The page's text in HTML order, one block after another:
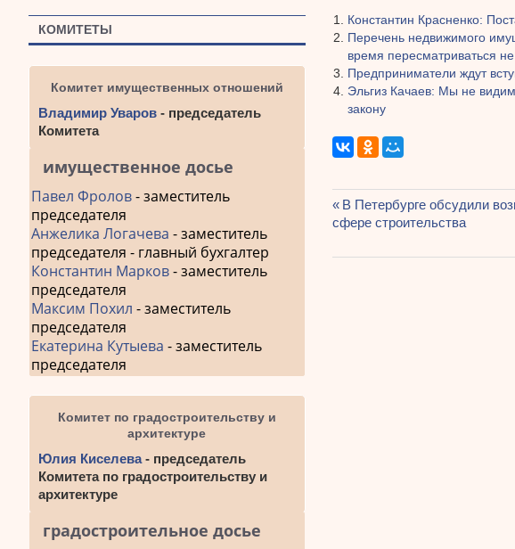
Константин Красненко:
Перечень недвижимого
время пересматриваться
Предприниматели ждут
Эльгиз Качаев: Мы не
закону
Навигация
по
Предыдущая
запись:
В Петербурге обсудили
сфере строительства
КОМИТЕТЫ
Комитет имущественных отношений
Владимир Уваров - председатель
Комитета
имущественное досье
Павел Фролов- заместитель
председателя
Анжелика Логачева - заместитель
председателя - главный бухгалтер
Константин Марков- заместитель
председателя
Максим Похил - заместитель
председателя
Екатерина Кутыева - заместитель
председателя
Комитет по градостроительству и
архитектуре
Юлия Киселева- председатель
Комитета по градостроительству и
архитектуре
градостроительное досье